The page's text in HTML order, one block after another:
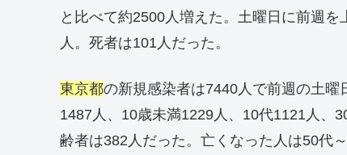
と比べて約2500人増えた。土曜日に前週
人。死者は101人だった。
東京都の新規感染者は7440人で前週の土曜
1487人、10歳未満1229人、10代1121人、
齢者は382人だった。亡くなった人は50代